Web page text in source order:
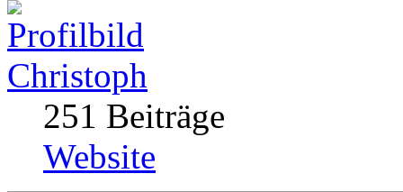
Christoph
251 Beiträge
Website